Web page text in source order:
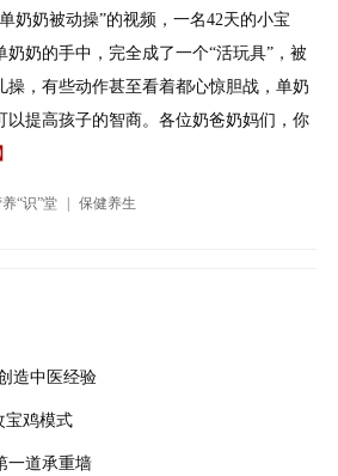
奶奶被动操”的视频，一名42天的小宝
奶的手中，完全成了一个“活玩具”，被
操，有些动作甚至看着都心惊胆战，单奶
以提高孩子的智商。各位奶爸奶妈们，你
“识”堂 | 保健养生
造中医经验
宝鸡模式
一道承重墙